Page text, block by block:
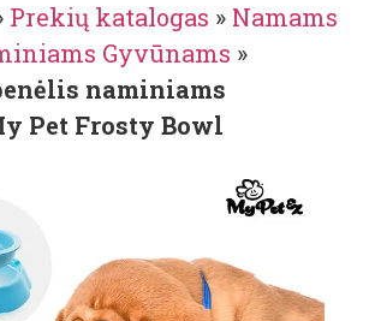
Prekių katalogas » Namams
Gyvūnams »
naminiams
Pet Frosty Bowl